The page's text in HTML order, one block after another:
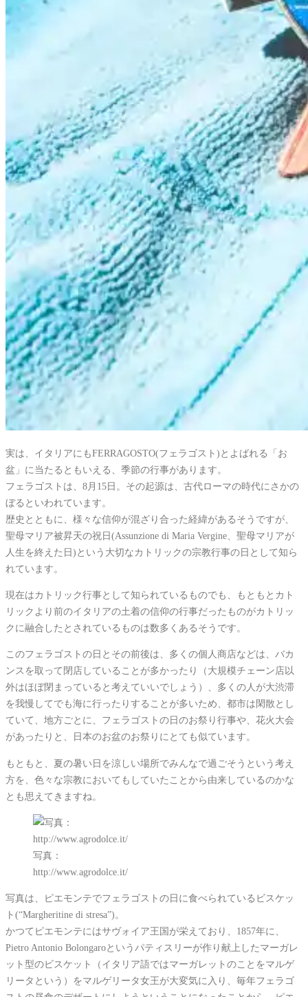
実は、イタリアにもFERRAGOSTO(フェラゴスト)とよばれる「お
盆」に当たるともいえる、季節の行事があります。
フェラゴストは、8月15日。その起源は、古代ローマの時代にさかの
ぼるといわれています。
歴史とともに、様々な信仰が混ざり合った経緯があるそうですが、
聖母マリア被昇天の祝日(Assunzione di Maria Vergine、聖母マリアが
人生を終えた日)という大切なカトリックの宗教行事の日として知ら
れています。
現在はカトリック行事として知られているものでも、もともとカト
リックより前のイタリアの土着の信仰の行事だったものがカトリッ
クに融合したとされているものは数多くあるそうです。
このフェラゴストの日とその前後は、多くの個人商店などは、バカ
ンスを取って閉店していることが多かったり（大規模チェーン店以
外はほぼ閉まっていると考えていいでしょう）、多くの人が大渋滞
を我慢してでも海に行ったりすることが多いため、都市は閑散とし
ていて、地方ごとに、フェラゴストの日のお祭り行事や、花火大会
があったりと、日本のお盆のお祭りにとても似ています。
もともと、夏の暑い日を涼しい場所でみんなで過ごそうという考え
方を、色々な宗教においてもしていたことから由来しているのかな
とも思えてきますね。
写真：
http://www.agrodolce.it/
写真は、ピエモンテでフェラゴストの日に食べられているビスケッ
ト(“Margheritine di stresa”)。
かつてピエモンテにはサヴォイア王国が栄えており、1857年に、
Pietro Antonio Bolongaroというパティスリーが作り献上したマーガレ
ット型のビスケット（イタリア語ではマーガレットのことをマルゲ
リータという）をマルゲリータ女王が大変気に入り、毎年フェラゴ